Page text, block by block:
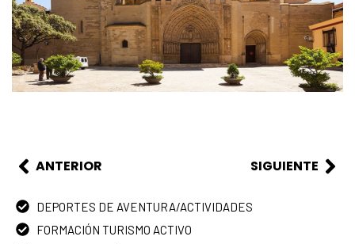
ANTERIOR SIGUIENTE
DEPORTES DE AVENTURA/ACTIVIDADES
FORMACIÓN TURISMO ACTIVO